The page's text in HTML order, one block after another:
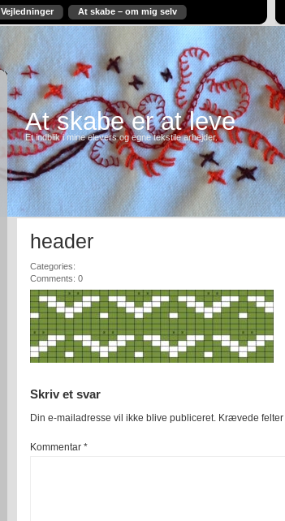
Vejledninger At skabe – om mig selv
At skabe er at leve
Et indblik i mine elevers og egne tekstile arbejder.
header
Categories:
Comments: 0
Skriv et svar
Din e-mailadresse vil ikke blive publiceret. Krævede felter
Kommentar *